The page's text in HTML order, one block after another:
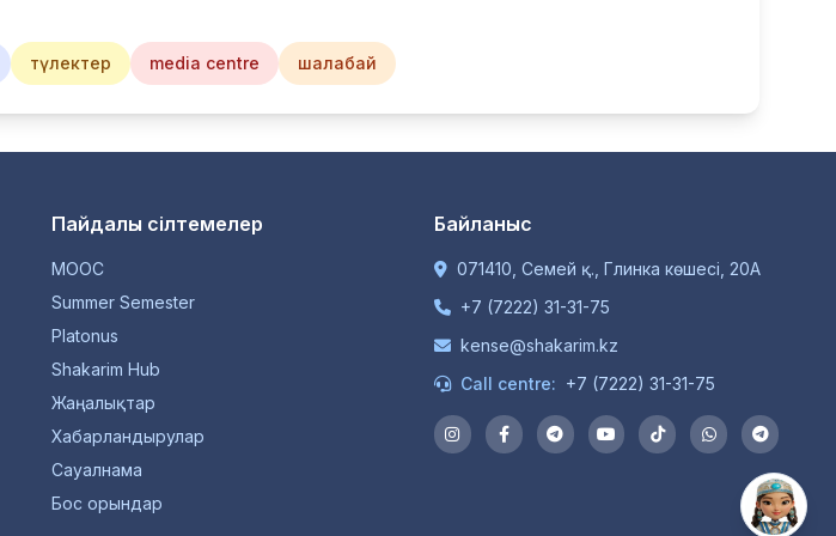
түлектер media centre шалабай
Пайдалы сілтемелер
MOOC
Summer Semester
Platonus
Shakarim Hub
Жаңалықтар
Хабарландырулар
Сауалнама
Бос орындар
Байланыс
071410, Семей қ., Глинка көшесі, 20А
+7 (7222) 31-31-75
kense@shakarim.kz
Call centre: +7 (7222) 31-31-75